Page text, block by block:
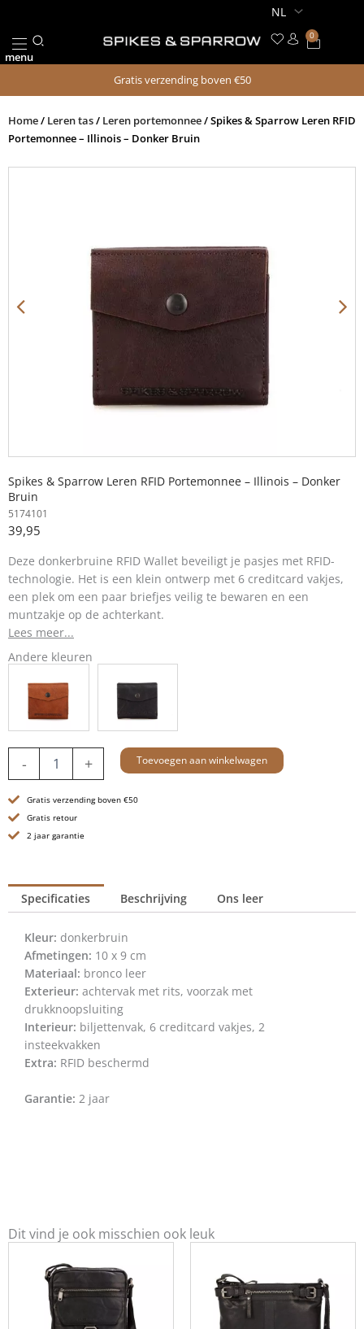
de
inhoud
menu
0
Gratis verzending boven €50
Home/ Leren tas/ Leren portemonnee/ Spikes & Sparrow Leren RFID
Portemonnee – Illinois – Donker Bruin
Spikes & Sparrow Leren RFID Portemonnee – Illinois – Donker
Bruin
5174101
39,95
Deze donkerbruine RFID Wallet beveiligt je pasjes met RFID-
technologie. Het is een klein ontwerp met 6 creditcard vakjes,
een plek om een paar briefjes veilig te bewaren en een
muntzakje op de achterkant.
Lees meer...
Andere kleuren
-
RFID
-
Illinois
-
aantal
+ Toevoegen aan winkelwagen
Gratis verzending boven €50
Gratis retour
2 jaar garantie
Specificaties Beschrijving Ons leer
Kleur: donkerbruin
Afmetingen: 10 x 9 cm
Materiaal: bronco leer
Exterieur: achtervak met rits, voorzak met
drukknoopsluiting
Interieur: biljettenvak, 6 creditcard vakjes, 2
insteekvakken
Extra: RFID beschermd
Garantie: 2 jaar
Dit vind je ook misschien ook leuk